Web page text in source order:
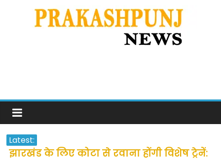
Latest:
झारखंड के लिए कोटा से रवाना होंगी विशेष ट्रेनें: